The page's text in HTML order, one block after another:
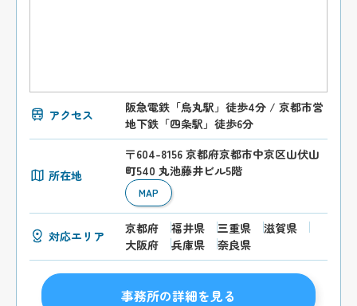
アクセス
阪急電鉄「烏丸駅」徒歩4分 / 京都市営
地下鉄「四条駅」徒歩6分
所在地
〒604-8156 京都府京都市中京区山伏山
町540 丸池藤井ビル5階
MAP
対応エリア
京都府 福井県 三重県
滋賀県
大阪府
兵庫県 奈良県
事務所の詳細を見る